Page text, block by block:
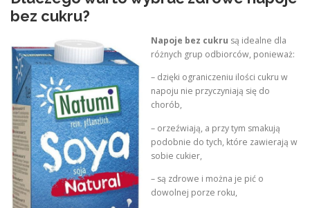
bez cukru?
Napoje bez cukru są idealne dla
różnych grup odbiorców, ponieważ:
– dzięki ograniczeniu ilości cukru w
napoju nie przyczyniają się do
chorób,
– orzeźwiają, a przy tym smakują
podobnie do tych, które zawierają w
sobie cukier,
– są zdrowe i można je pić o
dowolnej porze roku,